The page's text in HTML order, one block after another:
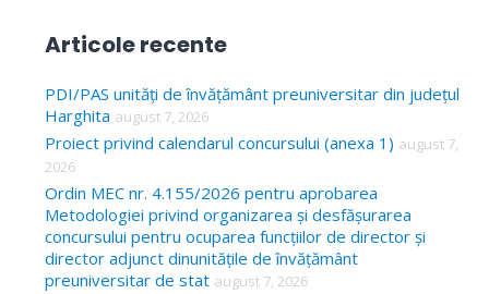
c
h
f
o
r
Articole recente
PDI/PAS unități de învățământ preuniversitar din județul
Harghita august 7, 2026
Proiect privind calendarul concursului (anexa 1) august 7,
2026
Ordin MEC nr. 4.155/2026 pentru aprobarea
Metodologiei privind organizarea și desfășurarea
concursului pentru ocuparea funcțiilor de director și
director adjunct dinunitățile de învățământ
preuniversitar de stat august 7, 2026